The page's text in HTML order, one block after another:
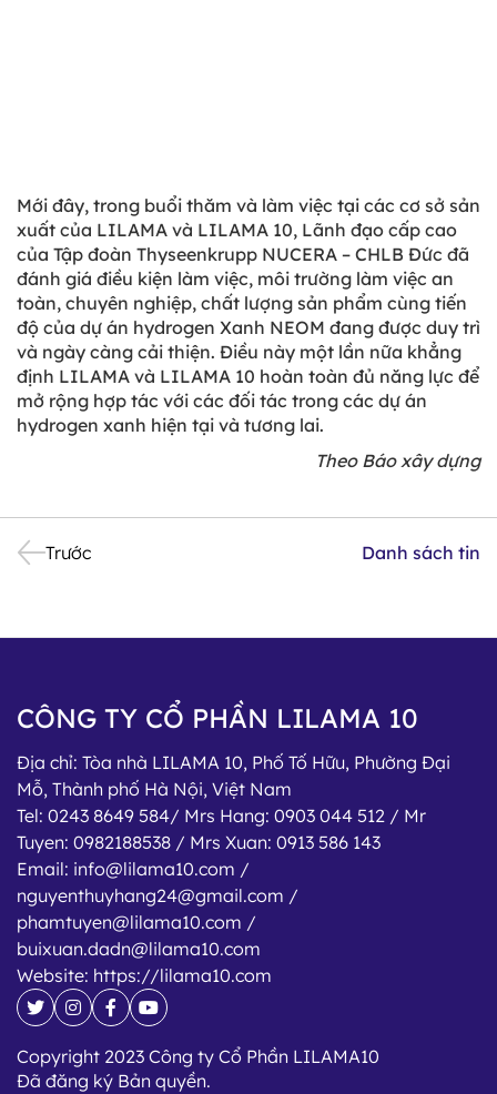
Mới đây, trong buổi thăm và làm việc tại các cơ sở sản
xuất của LILAMA và LILAMA 10, Lãnh đạo cấp cao
của Tập đoàn Thyseenkrupp NUCERA – CHLB Đức đã
đánh giá điều kiện làm việc, môi trường làm việc an
toàn, chuyên nghiệp, chất lượng sản phẩm cùng tiến
độ của dự án hydrogen Xanh NEOM đang được duy trì
và ngày càng cải thiện. Điều này một lần nữa khẳng
định LILAMA và LILAMA 10 hoàn toàn đủ năng lực để
mở rộng hợp tác với các đối tác trong các dự án
hydrogen xanh hiện tại và tương lai.
Theo Báo xây dựng
Trước Danh sách tin
CÔNG TY CỔ PHẦN LILAMA 10
Địa chỉ: Tòa nhà LILAMA 10, Phố Tố Hữu, Phường Đại
Mỗ, Thành phố Hà Nội, Việt Nam
Tel: 0243 8649 584/ Mrs Hang: 0903 044 512 / Mr
Tuyen: 0982188538 / Mrs Xuan: 0913 586 143
Email: info@lilama10.com /
nguyenthuyhang24@gmail.com /
phamtuyen@lilama10.com /
buixuan.dadn@lilama10.com
Website: https://lilama10.com
Copyright 2023 Công ty Cổ Phần LILAMA10
Đã đăng ký Bản quyền.